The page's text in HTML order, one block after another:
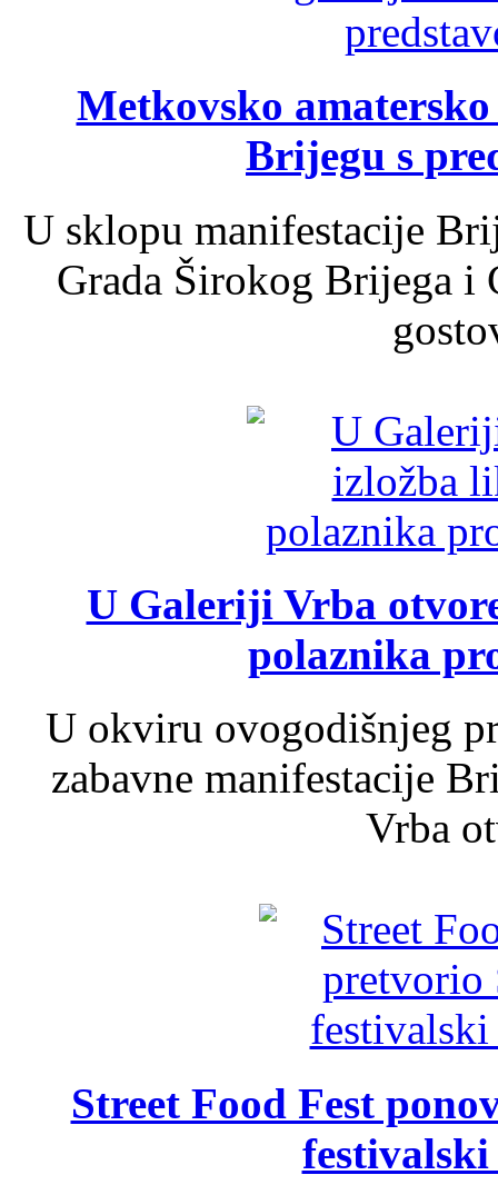
Metkovsko
Brijegu s
U sklopu manifestacije
Grada Širokog Brijega
U Galeriji Vrba
polaznika
U okviru ovogodišnjeg
zabavne manifestacije
Vrba
Street Food Fest